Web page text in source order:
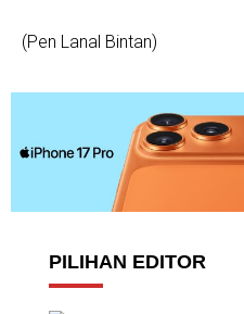
(Pen Lanal Bintan)
PILIHAN EDITOR